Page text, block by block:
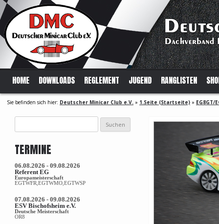
HOME DOWNLOADS REGLEMENT JUGEND RANGLISTEN
Sie befinden sich hier: Deutscher Minicar Club e.V. » 1.Seite (Startseite) » EG8GT/
nach:
TERMINE
06.08.2026 - 09.08.2026
Referent EG
Europameisterschaft
EGTWFR,EGTWMO,EGTWSP
07.08.2026 - 09.08.2026
ESV Bischofsheim e.V.
Deutsche Meisterschaft
OR8